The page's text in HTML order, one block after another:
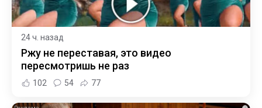
24 ч. назад
Ржу не переставая, это видео
пересмотришь не раз
102 54 77